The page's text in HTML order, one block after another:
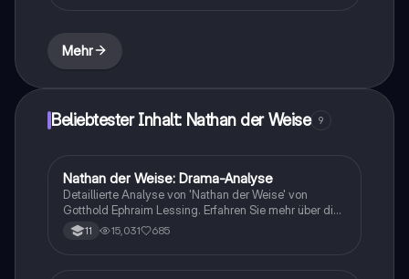
Religionen. Ideal für Studierende, die sich auf
Prüfungen vorbereiten oder tiefere Einblicke in
Lessings Werk gewinnen möchten.
Mehr
Beliebtester Inhalt: Nathan der Weise 9
Deutsch
Nathan der Weise: Drama-Analyse
Detaillierte Analyse von 'Nathan der Weise' von
Gotthold Ephraim Lessing. Erfahren Sie mehr über die
Figurenkonstellation, die zentrale Ringparabel, die
Themen der Aufklärung, sowie die Struktur und
11 15,031 685